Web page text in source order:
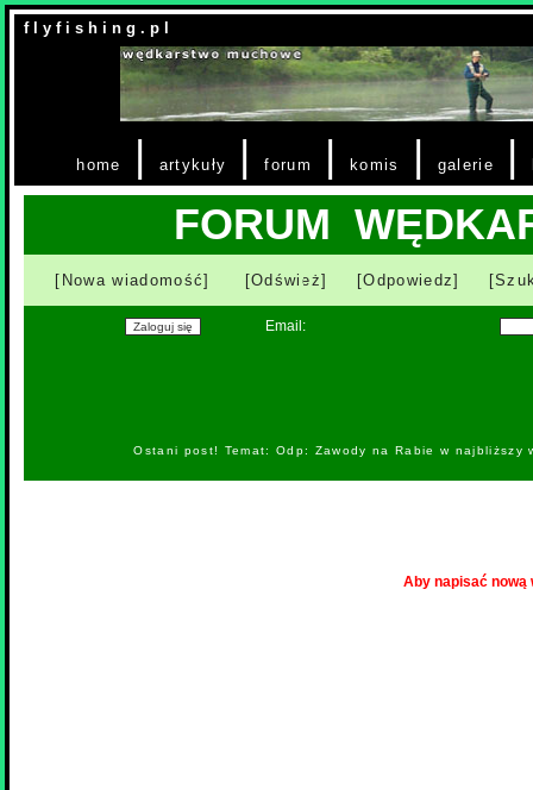
f l y f i s h i n g . p l
home | artykuły |forum | komis | galerie |
FORUM
[Nowa wiadomość] [Odśwież] [Odpowiedz]
Email:
Ostani post! Temat: Odp: Zawody na Rabie w
Aby napisać nową